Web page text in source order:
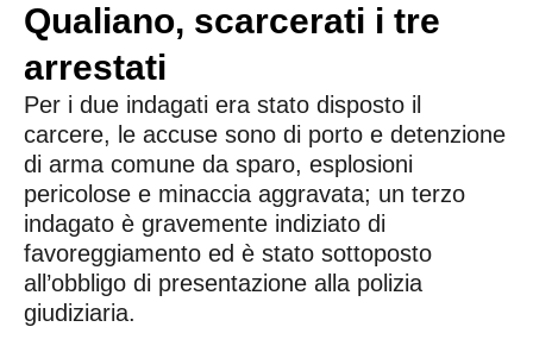
Qualiano, scarcerati i tre
arrestati
Per i due indagati era stato disposto il
carcere, le accuse sono di porto e detenzione
di arma comune da sparo, esplosioni
pericolose e minaccia aggravata; un terzo
indagato è gravemente indiziato di
favoreggiamento ed è stato sottoposto
all’obbligo di presentazione alla polizia
giudiziaria.